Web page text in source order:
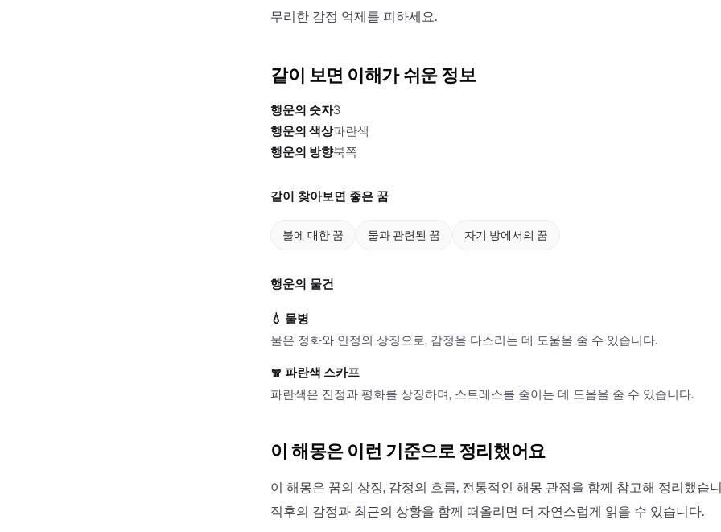
무리한 감정 억제를 피하세요.
같이 보면 이해가 쉬운 정보
행운의 숫자3
행운의 색상파란색
행운의 방향북쪽
같이 찾아보면 좋은 꿈
불에 대한 꿈 물과 관련된 꿈 자기 방에서의 꿈
행운의 물건
💧 물병
물은 정화와 안정의 상징으로, 감정을 다스리는 데 도움을 줄 수 있습니다.
🧣 파란색 스카프
파란색은 진정과 평화를 상징하며, 스트레스를 줄이는 데 도움을 줄 수 있습니다.
이 해몽은 이런 기준으로 정리했어요
이 해몽은 꿈의 상징, 감정의 흐름, 전통적인 해몽 관점을 함께 참고해 정리했습
직후의 감정과 최근의 상황을 함께 떠올리면 더 자연스럽게 읽을 수 있습니다.